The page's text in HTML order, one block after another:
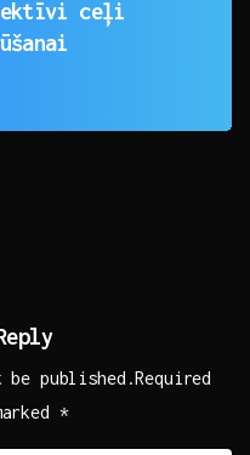
ceļi
published.Required
*